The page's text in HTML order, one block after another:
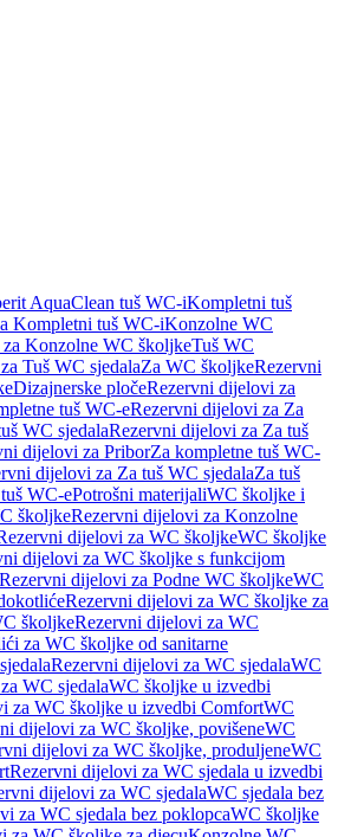
AquaClean tuš WC-iKompletni tuš
Kompletni tuš WC-iKonzolne WC
Konzolne WC školjkeTuš WC
Tuš WC sjedalaZa WC školjkeRezervni
Dizajnerske pločeRezervni dijelovi za
tuš WC-eRezervni dijelovi za Za
WC sjedalaRezervni dijelovi za Za tuš
dijelovi za PriborZa kompletne tuš WC-
dijelovi za Za tuš WC sjedalaZa tuš
WC-ePotrošni materijaliWC školjke i
školjkeRezervni dijelovi za Konzolne
dijelovi za WC školjkeWC školjke
dijelovi za WC školjke s funkcijom
Rezervni dijelovi za Podne WC školjkeWC
Rezervni dijelovi za WC školjke za
školjkeRezervni dijelovi za WC
za WC školjke od sanitarne
Rezervni dijelovi za WC sjedalaWC
WC sjedalaWC školjke u izvedbi
za WC školjke u izvedbi ComfortWC
dijelovi za WC školjke, povišeneWC
dijelovi za WC školjke, produljeneWC
Rezervni dijelovi za WC sjedala u izvedbi
dijelovi za WC sjedalaWC sjedala bez
za WC sjedala bez poklopcaWC školjke